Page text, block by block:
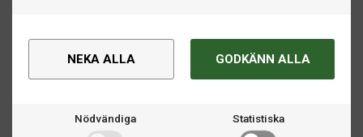
NEKA ALLA GODKÄNN ALLA
Nödvändiga Statistiska